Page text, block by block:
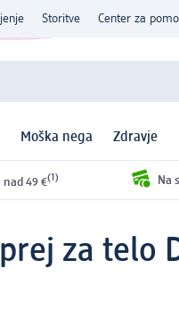
Storitve Center za
Moška nega Zdravje
nad 49 €(1) Na
za telo